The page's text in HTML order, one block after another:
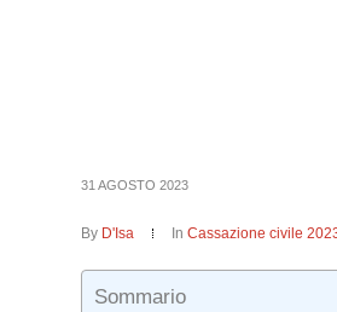
31 AGOSTO 2023
By D'Isa InCassazione civile
Sommario